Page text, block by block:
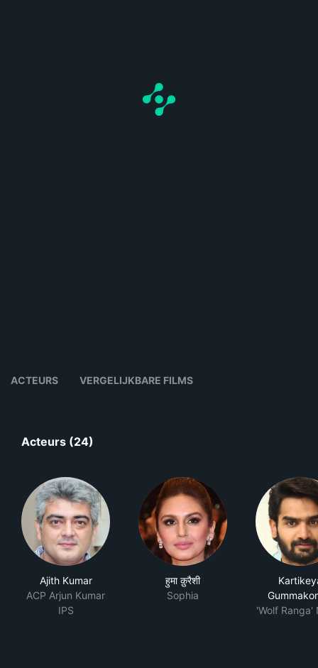
ACTEURS VERGELIJKBARE FILMS
Acteurs (24)
Ajith Kumar
ACP Arjun Kumar
IPS
हुमा क़ुरैशी
Sophia
'Wolf Ranga'